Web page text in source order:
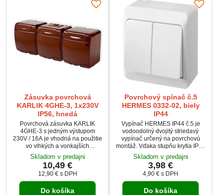
Zásuvka povrchová
KARLIK 4GHE-3, 1x230V
IP56, hnedá
Povrchová zásuvka KARLIK
4GHE-3 s jedným výstupom
230V / 16A je vhodná na použitie
vo vlhkých a vonkajších
priestoroch vďaka krytiu IP56.
Výklopné veko zabezpečuje
ochranu pred vniknutím vody a
nečistôt. Montuje sa na stenu a
má skrutkové pripojenie pre
vodiče do 2,5 mm². Odolná
Skladom v predajni
10,49 €
12,90 € s DPH
Do košíka
Povrchový spínač č.5
HERMES 0332-02, biely
IP44
Vypínač HERMES IP44 č.5 je
vodoodolný dvojitý striedavý
vypínač určený na povrchovú
montáž. Vďaka stupňu krytia IP44
je vhodný pre vlhké a prašné
prostredie, ako sú garáže, dielne,
pivnice či vonkajšie priestory.
Skladom v predajni
3,98 €
4,90 € s DPH
Do košíka